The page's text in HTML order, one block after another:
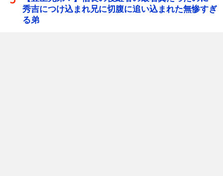
秀吉につけ込まれ兄に切腹に追い込まれた無惨すぎ
る弟